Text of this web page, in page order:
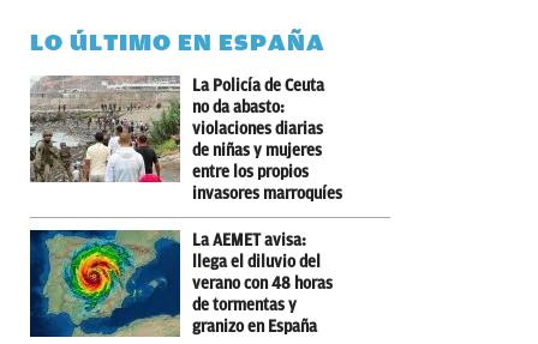
LO ÚLTIMO EN ESPAÑA
La Policía de Ceuta
no da abasto:
violaciones diarias
de niñas y mujeres
entre los propios
invasores marroquíes
La AEMET avisa:
llega el diluvio del
verano con 48 horas
de tormentas y
granizo en España